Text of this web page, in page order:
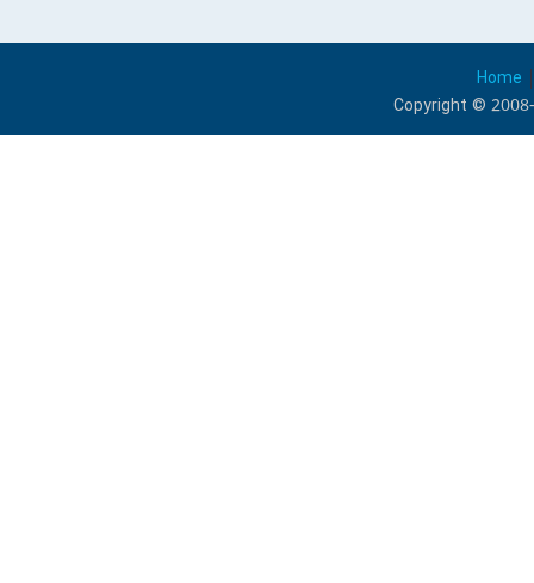
Home
Copyright ©